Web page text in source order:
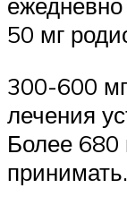
50 мг
300-600
лечения
Более 680
принимать.